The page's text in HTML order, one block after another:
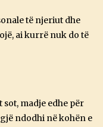
të njeriut dhe
ai kurrë nuk do të
madje edhe për
ndodhi në kohën e